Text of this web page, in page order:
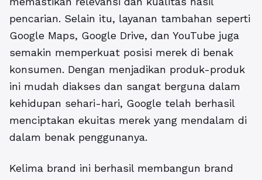
pencarian. Selain itu, layanan tambahan seperti
Google Maps, Google Drive, dan YouTube juga
semakin memperkuat posisi merek di benak
konsumen. Dengan menjadikan produk-produk
ini mudah diakses dan sangat berguna dalam
kehidupan sehari-hari, Google telah berhasil
menciptakan ekuitas merek yang mendalam di
dalam benak penggunanya.
Kelima brand ini berhasil membangun brand